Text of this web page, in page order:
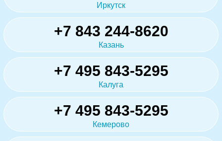
Иркутск
+7 843 244-8620
Казань
+7 495 843-5295
Калуга
+7 495 843-5295
Кемерово